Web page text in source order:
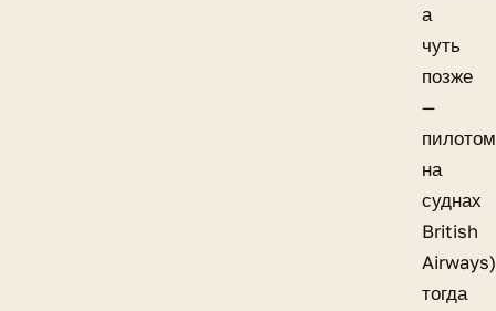
а
чуть
позже
—
пилотом
на
суднах
British
тогда